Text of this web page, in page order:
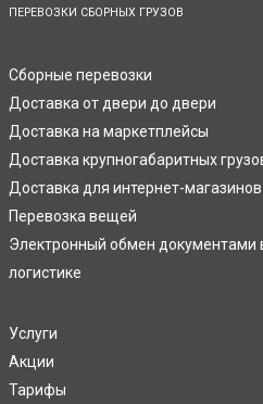
ПЕРЕВОЗКИ СБОРНЫХ ГРУЗОВ
Сборные перевозки
Доставка от двери до двери
Доставка на маркетплейсы
Доставка крупногабаритных
Доставка для интернет-магазинов
Перевозка вещей
Электронный обмен документами
логистике
Услуги
Акции
Тарифы